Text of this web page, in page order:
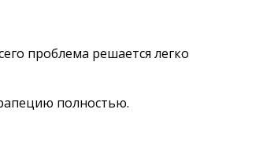
проблема решается легко
полностью.